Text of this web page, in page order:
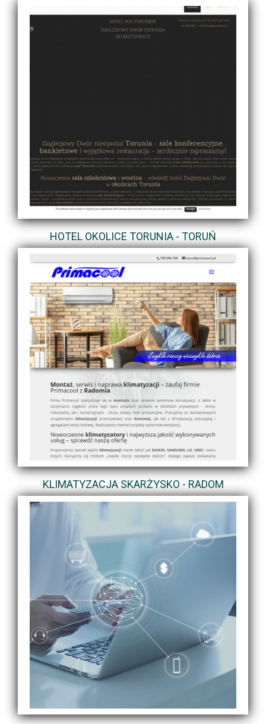
HOTEL OKOLICE TORUNIA - TORUŃ
KLIMATYZACJA SKARŻYSKO - RADOM